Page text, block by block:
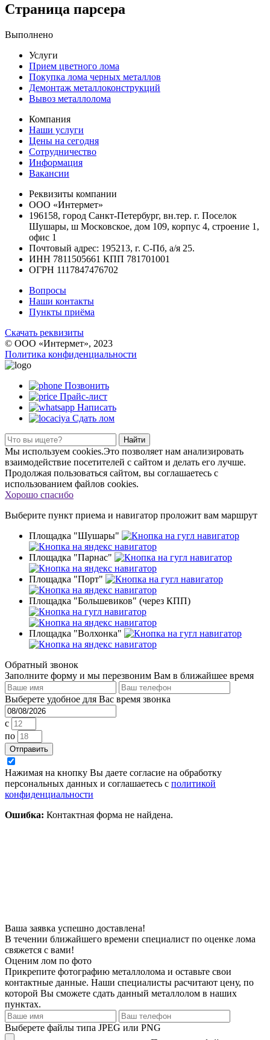
Страница парсера
Выполнено
Услуги
Прием цветного лома
Покупка лома черных металлов
Демонтаж металлоконструкций
Вывоз металлолома
Компания
Наши услуги
Цены на сегодня
Сотрудничество
Информация
Вакансии
Реквизиты компании
ООО «Интермет»
196158, город Санкт-Петербург, вн.тер. г. Поселок
Шушары, ш Московское, дом 109, корпус 4, строение 1,
офис 1
Почтовый адрес: 195213, г. С-Пб, а/я 25.
ИНН 7811505661 КПП 781701001
ОГРН 1117847476702
Вопросы
Наши контакты
Пункты приёма
Скачать реквизиты
© ООО «Интермет», 2023
Политика конфиденциальности
Позвонить
Прайс-лист
Написать
Сдать лом
Найти
Мы используем cookies.Это позволяет нам анализировать
взаимодействие посетителей с сайтом и делать его лучше.
Продолжая пользоваться сайтом, вы соглашаетесь с
использованием файлов cookies.
Хорошо спасибо
Выберите пункт приема и навигатор проложит вам маршрут
Площадка "Шушары"
Площадка "Парнас"
Площадка "Порт"
Площадка "Большевиков" (через КПП)
Площадка "Волхонка"
Обратный звонок
Заполните форму и мы перезвоним Вам в ближайшее время
Выберете удобное для Вас время звонка
c
по
Отправить
Нажимая на кнопку Вы даете согласие на обработку
персональных данных и соглашаетесь с политикой
конфиденциальности
Ошибка: Контактная форма не найдена.
Ваша заявка успешно доставлена!
В течении ближайшего времени специалист по оценке лома
свяжется с вами!
Оценим лом по фото
Прикрепите фотографию металлолома и оставьте свои
контактные данные. Наши специалисты расчитают цену, по
которой Вы сможете сдать данный металлолом в наших
пунктах.
Выберете файлы типа JPEG или PNG